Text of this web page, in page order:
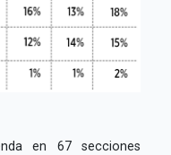
en 67 secciones